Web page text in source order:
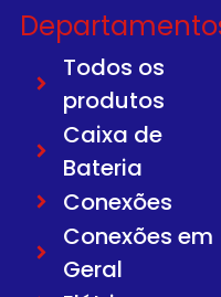
Todos os
produtos
Caixa de
Bateria
Conexões
Conexões em
Geral